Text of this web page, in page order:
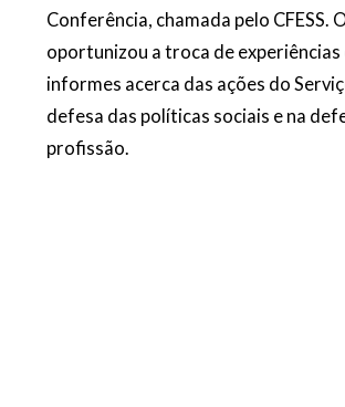
Conferência, chamada pelo CFESS.
oportunizou a troca de experiências
informes acerca das ações do
defesa das políticas sociais e na
profissão.